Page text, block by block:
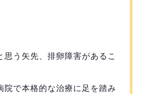
思う矢先、排卵障害があるこ
院で本格的な治療に足を踏み